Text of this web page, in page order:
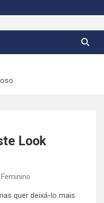
Curto
femininos 2026
Look
quer deixá-lo mais